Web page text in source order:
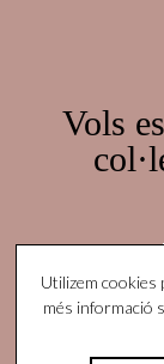
Vols
Utilizem cookies
més informació